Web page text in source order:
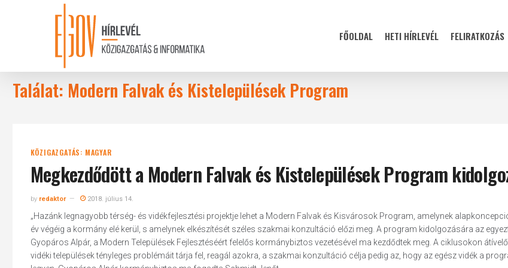
FŐOLDAL HETI HÍRLEVÉL FELIRATKOZÁS
Találat: Modern Falvak és Kistelepülések Program
KÖZIGAZGATÁS: MAGYAR
Megkezdődött a Modern Falvak és Kistelepülések Program
by redaktor 2018. július 14.
„Hazánk legnagyobb térség- és vidékfejlesztési projektje lehet a Modern Falvak és Kisvárosok Program, amelynek
év végéig a kormány elé kerül, s amelynek elkészítését széles szakmai konzultáció előzi meg. A program kidolgozására az
Gyopáros Alpár, a Modern Települések Fejlesztéséért felelős kormánybiztos vezetésével ma kezdődtek meg. A ciklusokon
vidéki települések tényleges problémáit tárja fel, reagál azokra, a szakmai konzultáció célja pedig az, hogy az egész vidék a